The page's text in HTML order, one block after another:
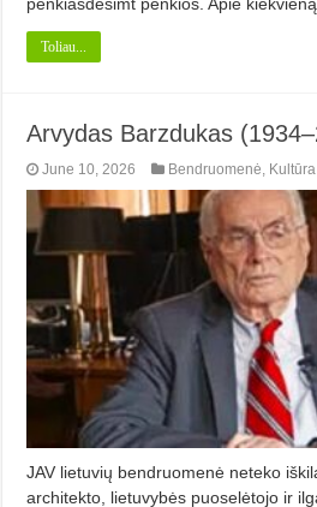
Toliau...
Arvydas Barzdukas
June 10, 2026 Bendruomenė, Kultūra
JAV lietuvių bendruomenė neteko
architekto, lietuvybės puoselėtojo ir